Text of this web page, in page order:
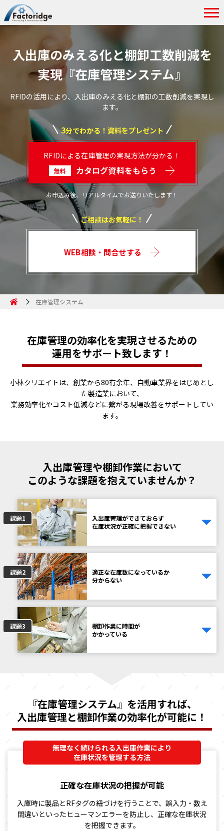
入出庫のみえる化と棚卸工数削減を
実現『在庫管理システム』
RFIDの活用により、入出庫のみえる化と棚卸の工数削減を実現し
ます。
3分でわかる！資料をプレゼント
RFIDによる在庫管理の実現方法が分かる！
無料 カタログ資料をもらう
お申込み後、リアルタイムでお送りいたします！
ご相談はお気軽に！
WEB相談・問合せする
在庫管理システム
在庫管理の効率化を実現させるための
運用をサポート致します！
小林クリエイトは、創業から80有余年、自動車業界をはじめとし
た製造業において、
業務効率化やコスト低減などに繋がる現場改善をサポートしてい
ます。
入出庫管理や棚卸作業において
このような課題を抱えていませんか？
課題1
入出庫管理ができておらず
在庫状況が正確に把握できない
課題2
適正な在庫数になっているか
分からない
課題3
棚卸作業に時間が
かかっている
『在庫管理システム』を活用すれば、
入出庫管理と棚卸作業の効率化が可能に！
無理なく続けられる入出庫作業により
在庫状況を管理する方法
正確な在庫状況の把握が可能
入庫時に製品とRFタグの紐づけを行うことで、 誤入力・数え
間違いといったヒューマンエラーを防止し、正確な在庫状況
を把握できます。